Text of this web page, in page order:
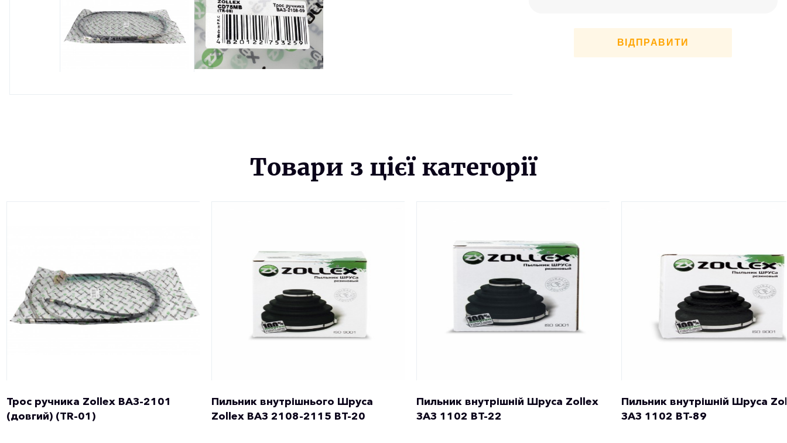
ВІДПРАВИТИ
Товари з цієї категорії
Трос ручника Zollex ВАЗ-2101
(довгий) (TR-01)
Пильник внутрішнього Шруса
Zollex ВАЗ 2108-2115 ВТ-20
Пильник внутрішній Шруса Zollex
ЗАЗ 1102 ВТ-22
Пильник внутрішній Шруса
ЗАЗ 1102 ВТ-89